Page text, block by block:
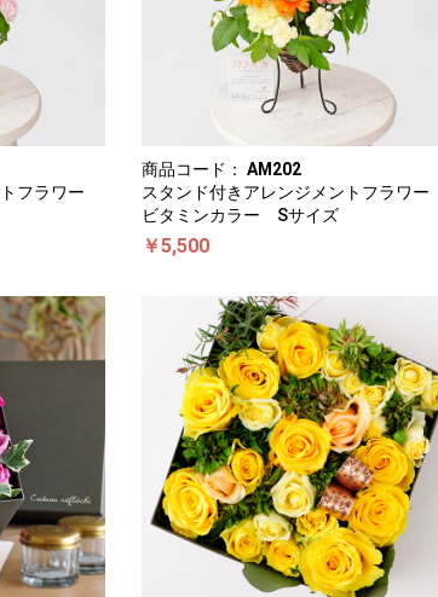
トフラワー
商品コード： AM202
スタンド付きアレンジメントフラワー
ビタミンカラー Sサイズ
￥5,500